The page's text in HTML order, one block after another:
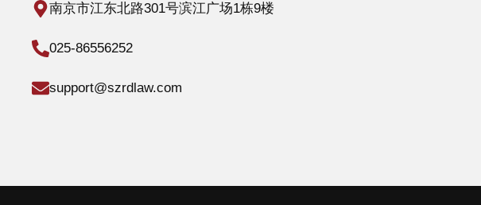
南京市江东北路301号滨江广场1栋9楼
025-86556252
support@szrdlaw.com